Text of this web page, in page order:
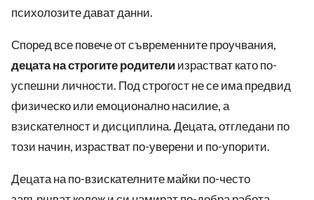
психолозите дават данни.
Според все повече от съвременните проучвания,
децата на строгите родителиизрастват като по-
успешни личности. Под строгост не се има предвид
физическо или емоционално насилие, а
взискателност и дисциплина. Децата, отгледани по
този начин, израстват по-уверени и по-упорити.
Децата на по-взискателните майки по-често